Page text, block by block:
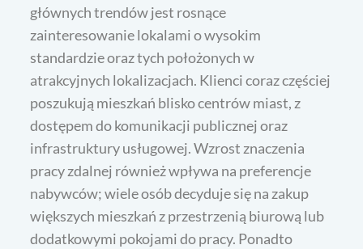
głównych trendów jest rosnące
zainteresowanie lokalami o wysokim
standardzie oraz tych położonych w
atrakcyjnych lokalizacjach. Klienci coraz częściej
poszukują mieszkań blisko centrów miast, z
dostępem do komunikacji publicznej oraz
infrastruktury usługowej. Wzrost znaczenia
pracy zdalnej również wpływa na preferencje
nabywców; wiele osób decyduje się na zakup
większych mieszkań z przestrzenią biurową lub
dodatkowymi pokojami do pracy. Ponadto